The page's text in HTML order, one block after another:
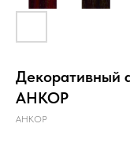
Декоративный
АНКОР
АНКОР